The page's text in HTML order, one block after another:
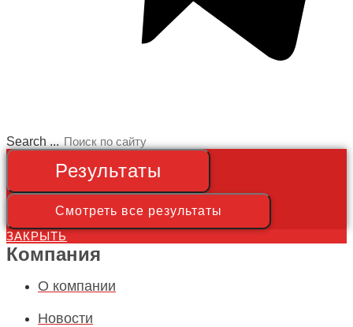
Search ...
Результаты
Смотреть все результаты
ЗАКРЫТЬ
Компания
О компании
Новости